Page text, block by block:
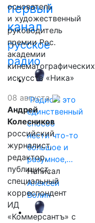
первый
канал
русское
радио
"Радио - это
единственный
способ
нести что-то
большое и
разумное,…
Написал
Алексей
Волин
основатель
и художественный
руководитель
премии Рос.
академии
кинематографических
искусств «Ника»
08 августа
Андрей
Колесников
российский
журналист,
редактор,
публицист,
специальный
корреспондент
ИД
«Коммерсантъ» с